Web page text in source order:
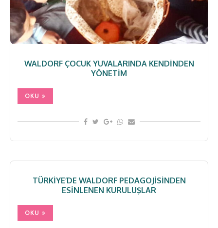
WALDORF ÇOCUK YUVALARINDA KENDINDEN
YÖNETIM
OKU
TÜRKIYE’DE WALDORF PEDAGOJISINDEN
ESINLENEN KURULUŞLAR
OKU